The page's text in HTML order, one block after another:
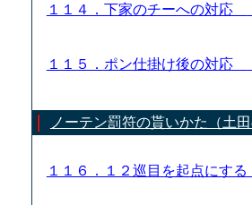
１１４．下家のチーへの対応
１１５．ポン仕掛け後の対応
ノーテン罰符の貰いかた（土田
１１６．１２巡目を起点にす